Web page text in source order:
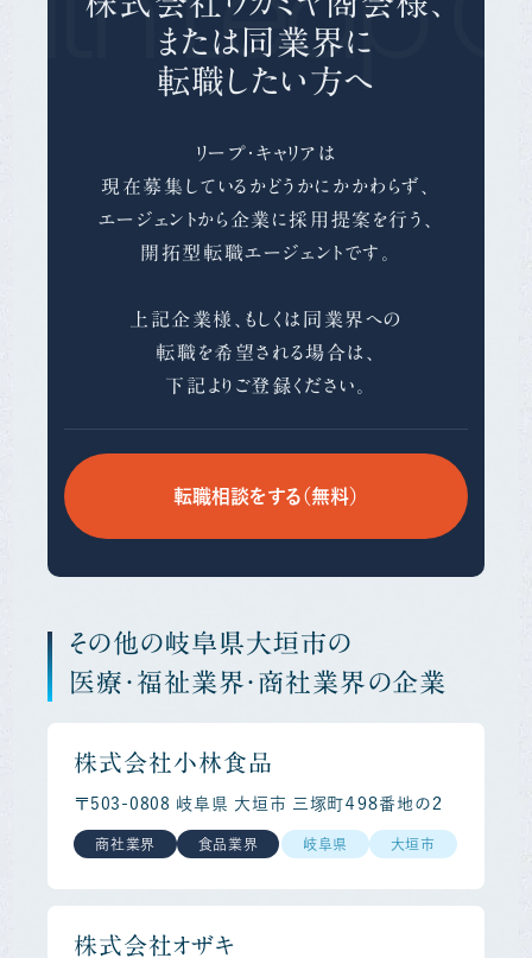
または同業界に
転職したい方へ
リープ・キャリアは
現在募集しているかどうかにかかわらず、
エージェントから企業に採用提案を行う、
開拓型転職エージェントです。
上記企業様、もしくは同業界への
転職を希望される場合は、
下記よりご登録ください。
転職相談をする（無料）
その他の岐阜県大垣市の
医療・福祉業界・商社業界の企業
株式会社小林食品
〒503-0808 岐阜県 大垣市 三塚町４９８番地の２
商社業界 食品業界 岐阜県 大垣市
株式会社オザキ